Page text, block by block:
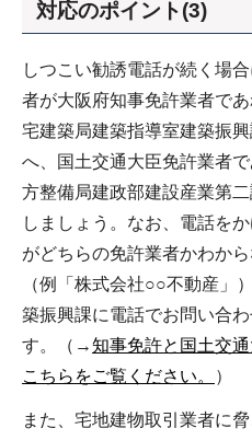
対応のポイント(3)
しつこい勧誘電話が続く場
者が大阪府知事免許業者で
宅建築局建築指導室建築振
へ、国土交通大臣免許業者
方整備局建政部建設産業第
しましょう。なお、電話を
がどちらの免許業者かわか
（例「株式会社○○不動産」
築振興課に電話でお問い合
す。（→知事免許と国土交
こちらをご覧ください。
）
また、宅地建物取引業者に